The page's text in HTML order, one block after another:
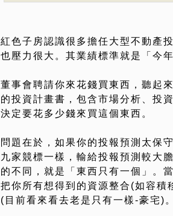
紅色子房認識很多擔任大型不動產
也壓力很大。其業績標準就是「今
董事會聘請你來花錢買東西，聽起
的投資計畫書，包含市場分析、投
決定要花多少錢來買這個東西。
問題在於，如果你的投報預測太保
九家競標一樣，輸給投報預測較大
的不同，就是「東西只有一個」。
把你所有想得到的資源整合(如容積
(目前看來看去老是只有一樣-豪宅)。